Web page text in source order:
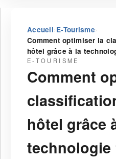
Accueil›E-Tourisme›
Comment optimiser la
hôtel grâce à la
E-TOURISME
Comment
hôtel grâce
technologie